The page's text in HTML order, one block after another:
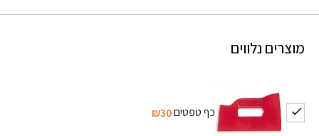
מוצרים נלווים
כף טפטים₪30